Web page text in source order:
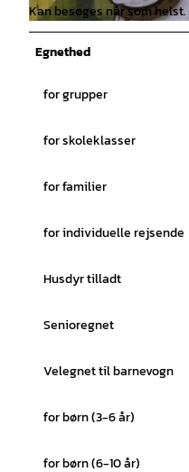
Kan besøges når som helst.
Egnethed
for grupper
for skoleklasser
for familier
for individuelle rejsende
Husdyr tilladt
Senioregnet
Velegnet til barnevogn
for børn (3-6 år)
for børn (6-10 år)